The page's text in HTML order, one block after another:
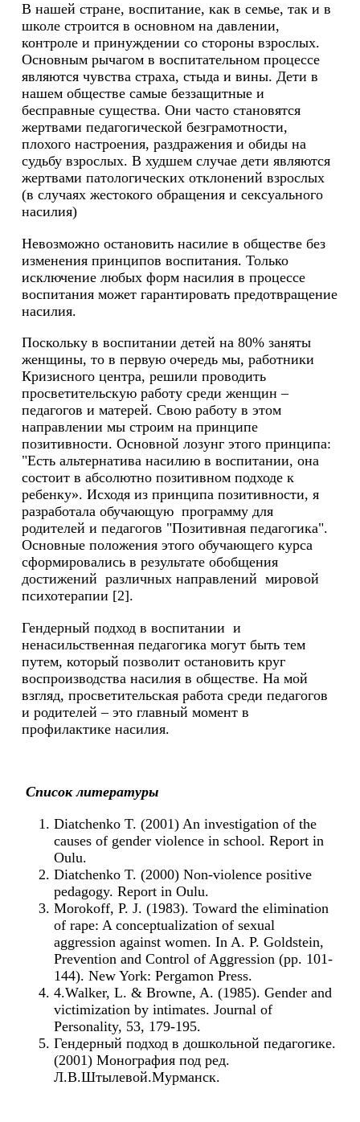
В нашей стране, воспитание, как в семье, так и в
школе строится в основном на давлении,
контроле и принуждении со стороны взрослых.
Основным рычагом в воспитательном процессе
являются чувства страха, стыда и вины. Дети в
нашем обществе самые беззащитные и
бесправные существа. Они часто становятся
жертвами педагогической безграмотности,
плохого настроения, раздражения и обиды на
судьбу взрослых. В худшем случае дети являются
жертвами патологических отклонений взрослых
(в случаях жестокого обращения и сексуального
насилия)
Невозможно остановить насилие в обществе без
изменения принципов воспитания. Только
исключение любых форм насилия в процессе
воспитания может гарантировать предотвращение
насилия.
Поскольку в воспитании детей на 80% заняты
женщины, то в первую очередь мы, работники
Кризисного центра, решили проводить
просветительскую работу среди женщин –
педагогов и матерей. Свою работу в этом
направлении мы строим на принципе
позитивности. Основной лозунг этого принципа:
"Есть альтернатива насилию в воспитании, она
состоит в абсолютно позитивном подходе к
ребенку». Исходя из принципа позитивности, я
разработала обучающую программу для
родителей и педагогов "Позитивная педагогика".
Основные положения этого обучающего курса
сформировались в результате обобщения
достижений различных направлений мировой
психотерапии [2].
Гендерный подход в воспитании и
ненасильственная педагогика могут быть тем
путем, который позволит остановить круг
воспроизводства насилия в обществе. На мой
взгляд, просветительская работа среди педагогов
и родителей – это главный момент в
профилактике насилия.
Список литературы
Diatchenko T. (2001) An investigation of the
causes of gender violence in school. Report in
Oulu.
Diatchenko T. (2000) Non-violence positive
pedagogy. Report in Oulu.
Morokoff, P. J. (1983). Toward the elimination
of rape: A conceptualization of sexual
aggression against women. In A. P. Goldstein,
Prevention and Control of Aggression (pp. 101-
144). New York: Pergamon Press.
4.Walker, L. & Browne, A. (1985). Gender and
victimization by intimates. Journal of
Personality, 53, 179-195.
Гендерный подход в дошкольной педагогике.
(2001) Монография под ред.
Л.В.Штылевой.Мурманск.